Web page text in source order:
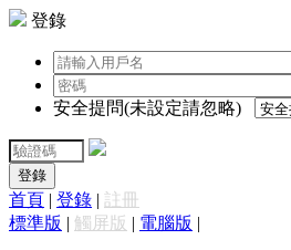
登錄
安全提問(未設定請忽略)
登錄
首頁 | 登錄 | 註冊
標準版 | 觸屏版 | 電腦版 |